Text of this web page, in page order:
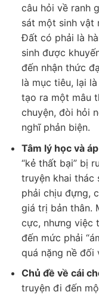
câu hỏi về ranh
sát một sinh vật
Đất có phải là
sinh được
đến nhận thức
là mục tiêu, lại
tạo ra một mâu
chuyện, đòi hỏi
nghĩ phản biện.
Tâm lý học và
“kẻ thất bại” bị
truyện khai thác
phải chịu đựng,
giá trị bản thân.
cực, nhưng việc
đến mức phải
quá nặng nề đối
Chủ đề về cái
truyện đi đến